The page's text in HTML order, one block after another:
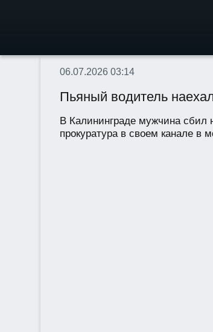
06.07.2026 03:14
Пьяный водитель
В Калининграде мужчина сбил
прокуратура в своем канале в